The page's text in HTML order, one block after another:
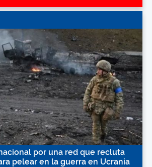
por una red que recluta
pelear en la guerra en Ucrania